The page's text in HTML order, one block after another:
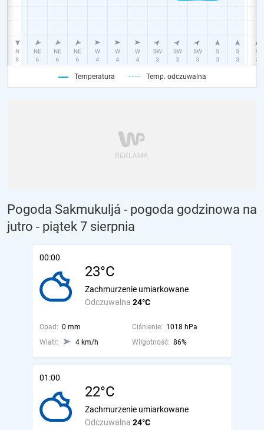
Temperatura Temp. odczuwalna
Pogoda Sakmukuljá - pogoda godzinowa na
jutro - piątek 7 sierpnia
00:00
23°C
Odczuwalna 24°C
Zachmurzenie umiarkowane
Opad: 0 mm Ciśnienie: 1018 hPa
Wiatr:
4 km/h Wilgotność: 86%
01:00
22°C
Odczuwalna 24°C
Zachmurzenie umiarkowane